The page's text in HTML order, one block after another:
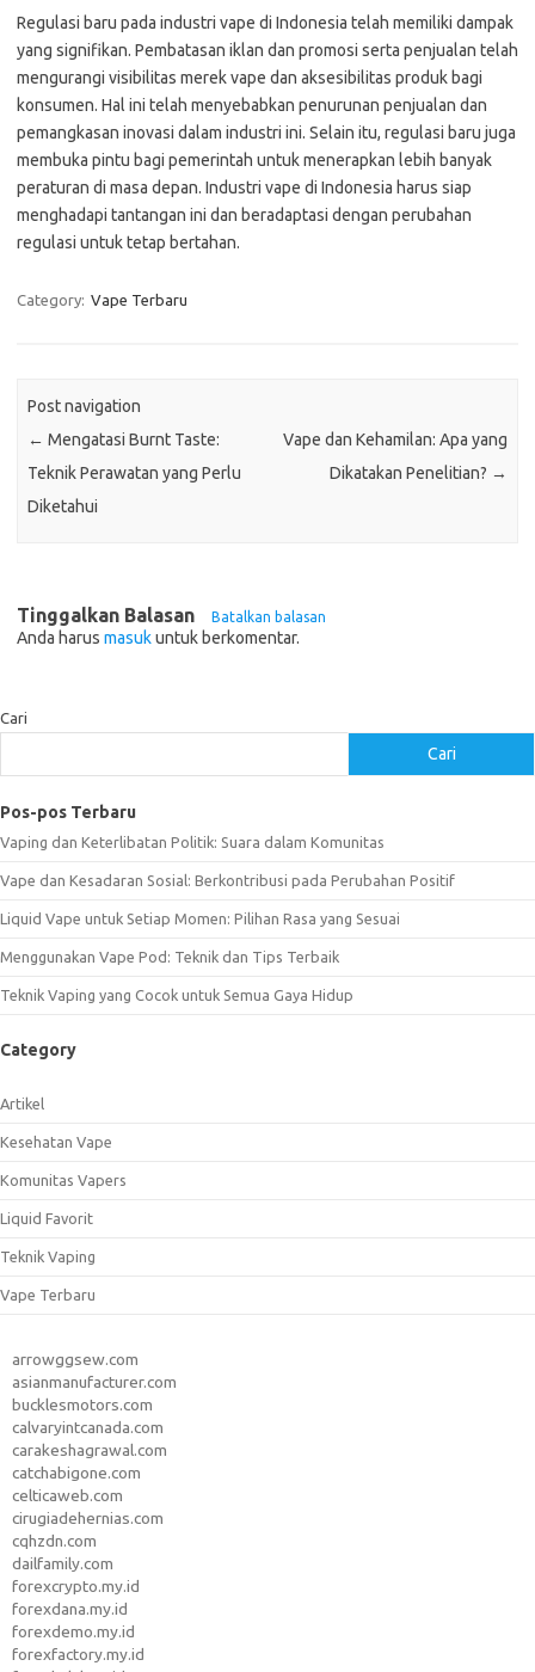
Regulasi baru pada industri vape di Indonesia telah memiliki dampak
yang signifikan. Pembatasan iklan dan promosi serta penjualan telah
mengurangi visibilitas merek vape dan aksesibilitas produk bagi
konsumen. Hal ini telah menyebabkan penurunan penjualan dan
pemangkasan inovasi dalam industri ini. Selain itu, regulasi baru juga
membuka pintu bagi pemerintah untuk menerapkan lebih banyak
peraturan di masa depan. Industri vape di Indonesia harus siap
menghadapi tantangan ini dan beradaptasi dengan perubahan
regulasi untuk tetap bertahan.
Category: Vape Terbaru
Post navigation
← Mengatasi Burnt Taste:
Teknik Perawatan yang Perlu
Diketahui
Vape dan Kehamilan: Apa yang
Dikatakan Penelitian? →
Tinggalkan Balasan Batalkan balasan
Anda harus masukuntuk berkomentar.
Cari
Cari
Pos-pos Terbaru
Vaping dan Keterlibatan Politik: Suara dalam Komunitas
Vape dan Kesadaran Sosial: Berkontribusi pada Perubahan Positif
Liquid Vape untuk Setiap Momen: Pilihan Rasa yang Sesuai
Menggunakan Vape Pod: Teknik dan Tips Terbaik
Teknik Vaping yang Cocok untuk Semua Gaya Hidup
Category
Artikel
Kesehatan Vape
Komunitas Vapers
Liquid Favorit
Teknik Vaping
Vape Terbaru
arrowggsew.com
asianmanufacturer.com
bucklesmotors.com
calvaryintcanada.com
carakeshagrawal.com
catchabigone.com
celticaweb.com
cirugiadehernias.com
cqhzdn.com
dailfamily.com
forexcrypto.my.id
forexdana.my.id
forexdemo.my.id
forexfactory.my.id